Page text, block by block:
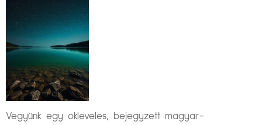
Vegyünk egy okleveles, bejegyzett magyar-